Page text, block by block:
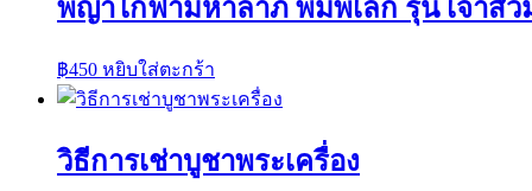
พญาไก่ฟ้ามหาลาภ พิมพ์เล็ก รุ่น เจ้าสัว
฿450 หยิบใส่ตะกร้า
วิธีการเช่าบูชาพระเครื่อง